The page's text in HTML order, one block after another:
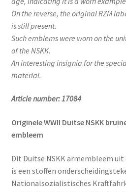
On the reverse, the original RZM
is still present.
Such emblems were worn on the
of the NSKK.
An interesting insignia for the
material.
Article number: 17084
Originele WWII Duitse NSKK
embleem
Dit Duitse NSKK armembleem
is een stoffen
Nationalsozialistisches